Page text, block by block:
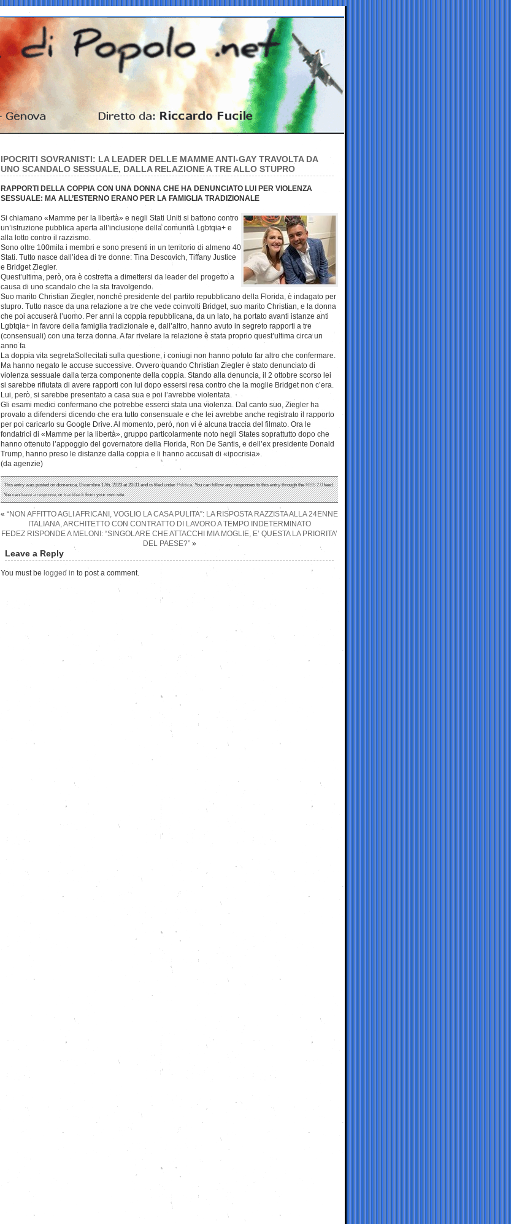
IPOCRITI SOVRANISTI: LA LEADER DELLE MAMME ANTI-GAY TRAVOLTA DA
UNO SCANDALO SESSUALE, DALLA RELAZIONE A TRE ALLO STUPRO
RAPPORTI DELLA COPPIA CON UNA DONNA CHE HA DENUNCIATO LUI PER VIOLENZA
SESSUALE: MA ALL’ESTERNO ERANO PER LA FAMIGLIA TRADIZIONALE
Si chiamano «Mamme per la libertà» e negli Stati Uniti si battono contro
un’istruzione pubblica aperta all’inclusione della comunità Lgbtqia+ e
alla lotto contro il razzismo.
Sono oltre 100mila i membri e sono presenti in un territorio di almeno 40
Stati. Tutto nasce dall’idea di tre donne: Tina Descovich, Tiffany Justice
e Bridget Ziegler.
Quest’ultima, però, ora è costretta a dimettersi da leader del progetto a
causa di uno scandalo che la sta travolgendo.
Suo marito Christian Ziegler, nonché presidente del partito repubblicano della Florida, è indagato per
stupro. Tutto nasce da una relazione a tre che vede coinvolti Bridget, suo marito Christian, e la donna
che poi accuserà l’uomo. Per anni la coppia repubblicana, da un lato, ha portato avanti istanze anti
Lgbtqia+ in favore della famiglia tradizionale e, dall’altro, hanno avuto in segreto rapporti a tre
(consensuali) con una terza donna. A far rivelare la relazione è stata proprio quest’ultima circa un
anno fa
La doppia vita segretaSollecitati sulla questione, i coniugi non hanno potuto far altro che confermare.
Ma hanno negato le accuse successive. Ovvero quando Christian Ziegler è stato denunciato di
violenza sessuale dalla terza componente della coppia. Stando alla denuncia, il 2 ottobre scorso lei
si sarebbe rifiutata di avere rapporti con lui dopo essersi resa contro che la moglie Bridget non c’era.
Lui, però, si sarebbe presentato a casa sua e poi l’avrebbe violentata.
Gli esami medici confermano che potrebbe esserci stata una violenza. Dal canto suo, Ziegler ha
provato a difendersi dicendo che era tutto consensuale e che lei avrebbe anche registrato il rapporto
per poi caricarlo su Google Drive. Al momento, però, non vi è alcuna traccia del filmato. Ora le
fondatrici di «Mamme per la libertà», gruppo particolarmente noto negli States soprattutto dopo che
hanno ottenuto l’appoggio del governatore della Florida, Ron De Santis, e dell’ex presidente Donald
Trump, hanno preso le distanze dalla coppia e li hanno accusati di «ipocrisia».
(da agenzie)
This entry was posted on domenica, Dicembre 17th, 2023 at 20:31 and is filed underPolitica. You can follow any responses to this entry through theRSS 2.0feed.
You canleave a response, ortrackbackfrom your own site.
« “NON AFFITTO AGLI AFRICANI, VOGLIO LA CASA PULITA”: LA RISPOSTA RAZZISTA ALLA 24ENNE
ITALIANA, ARCHITETTO CON CONTRATTO DI LAVORO A TEMPO INDETERMINATO
FEDEZ RISPONDE A MELONI: “SINGOLARE CHE ATTACCHI MIA MOGLIE, E’ QUESTA LA PRIORITA’
DEL PAESE?”»
Leave a Reply
You must be logged in to post a comment.